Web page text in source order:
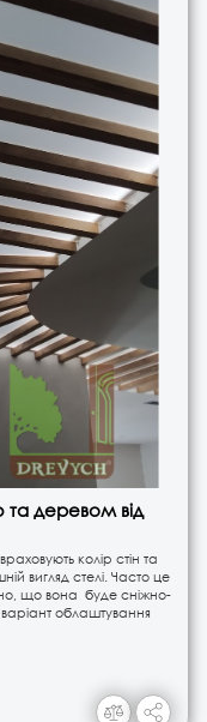
та деревом від
колір стін та
вигляд стелі. Часто це
що вона буде сніжно-
облаштування